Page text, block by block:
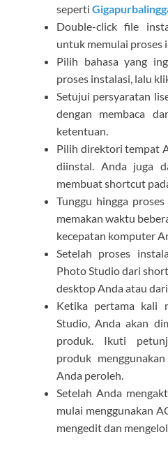
seperti
Double-click file
untuk memulai proses
Pilih bahasa yang
proses instalasi, lalu
Setujui persyaratan
dengan membaca
ketentuan.
Pilih direktori tempat
diinstal. Anda juga
membuat shortcut
Tunggu hingga
memakan waktu
kecepatan komputer
Setelah proses
Photo Studio dari
desktop Anda atau
Ketika pertama kali
Studio, Anda akan
produk. Ikuti
produk
Anda peroleh.
Setelah Anda
mulai menggunakan
mengedit dan